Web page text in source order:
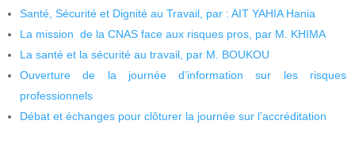
Santé, Sécurité et Dignité au Travail, par : AIT YAHIA Hania
La mission de la CNAS face aux risques pros, par M. KHIMA
La santé et la sécurité au travail, par M. BOUKOU
Ouverture de la journée d’information sur les risques
professionnels
Débat et échanges pour clôturer la journée sur l’accréditation